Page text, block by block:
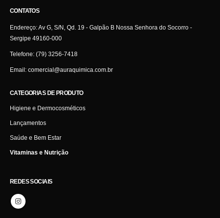
CONTATOS
Endereço:Av G, S/N, Qd. 19 - Galpão B Nossa Senhora do Socorro -
Sergipe 49160-000
Telefone: (79) 3256-7418
Email: comercial@auraquimica.com.br
CATEGORIAS DE PRODUTO
Higiene e Dermocosméticos
Lançamentos
Saúde e Bem Estar
Vitaminas e Nutrição
REDES SOCIAIS